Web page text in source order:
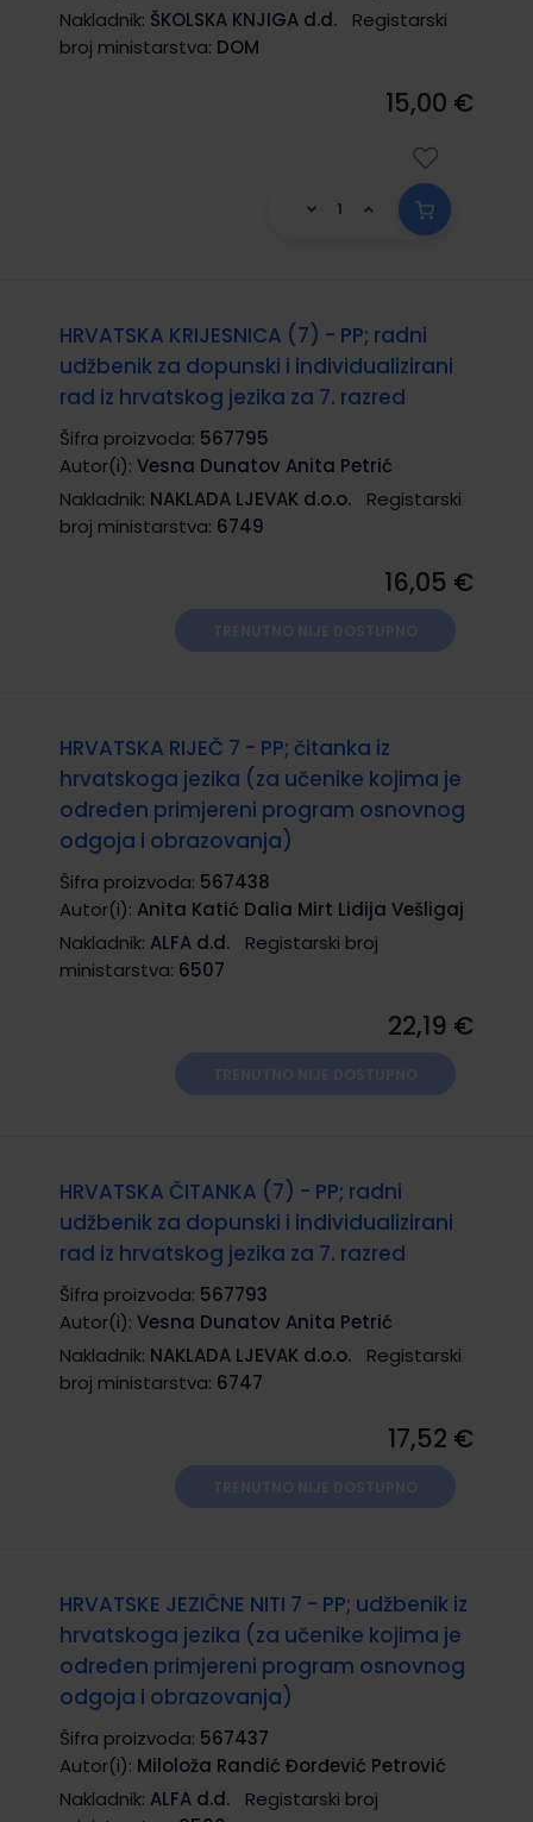
Nakladnik: ŠKOLSKA KNJIGA d.d.
Registarski
broj ministarstva: DOM
15,00 €
HRVATSKA KRIJESNICA (7) - PP; radni
udžbenik za dopunski i individualizirani
rad iz hrvatskog jezika za 7. razred
Šifra proizvoda: 567795
Autor(i): Vesna Dunatov Anita Petrić
Nakladnik: NAKLADA LJEVAK d.o.o.
Registarski
broj ministarstva: 6749
16,05 €
HRVATSKA RIJEČ 7 - PP; čitanka iz
hrvatskoga jezika (za učenike kojima je
određen primjereni program osnovnog
odgoja i obrazovanja)
Šifra proizvoda: 567438
Autor(i): Anita Katić Dalia Mirt Lidija Vešligaj
Nakladnik: ALFA d.d.
Registarski broj
ministarstva: 6507
22,19 €
HRVATSKA ČITANKA (7) - PP; radni
udžbenik za dopunski i individualizirani
rad iz hrvatskog jezika za 7. razred
Šifra proizvoda: 567793
Autor(i): Vesna Dunatov Anita Petrić
Nakladnik: NAKLADA LJEVAK d.o.o.
Registarski
broj ministarstva: 6747
17,52 €
HRVATSKE JEZIČNE NITI 7 - PP; udžbenik iz
hrvatskoga jezika (za učenike kojima je
određen primjereni program osnovnog
odgoja i obrazovanja)
Šifra proizvoda: 567437
Autor(i): Miloloža Randić Đorđević Petrović
Nakladnik: ALFA d.d.
Registarski broj